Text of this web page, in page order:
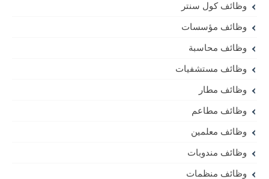
وظائف كول سنتر
وظائف مؤسسات
وظائف محاسبة
وظائف مستشفيات
وظائف مطار
وظائف مطاعم
وظائف معلمين
وظائف مندوبات
وظائف منظمات